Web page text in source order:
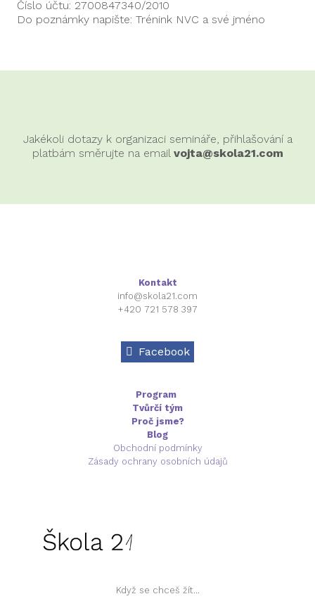
Číslo účtu: 2700847340/2010
Do poznámky napište: Trénink NVC a své jméno
Jakékoli dotazy k organizaci semináře, přihlašování a
platbám směrujte na email vojta@skola21.com
Kontakt
info@skola21.com
+420 721 578 397
Facebook
Program
Tvůrčí tým
Proč jsme?
Blog
Obchodní podmínky
Zásady ochrany osobních údajů
Když se chceš žít...